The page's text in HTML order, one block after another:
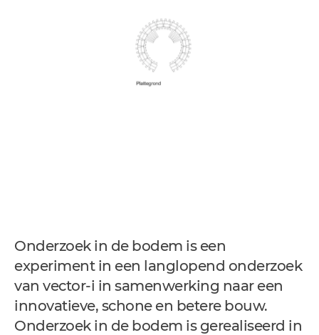
Onderzoek in de bodem is een
experiment in een langlopend onderzoek
van vector-i in samenwerking naar een
innovatieve, schone en betere bouw.
Onderzoek in de bodem is gerealiseerd in